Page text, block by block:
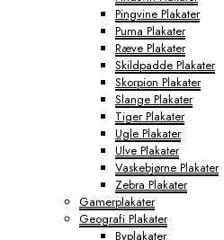
Pingvine Plakater
Puma Plakater
Ræve Plakater
Skildpadde Plakater
Skorpion Plakater
Slange Plakater
Tiger Plakater
Ugle Plakater
Ulve Plakater
Vaskebjørne Plakater
Zebra Plakater
Gamerplakater
Geografi Plakater
Byplakater